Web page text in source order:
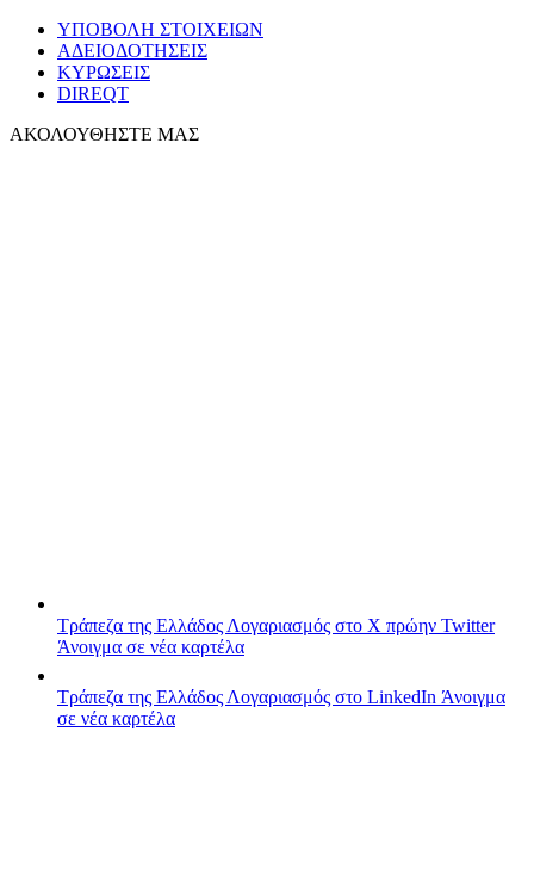
ΥΠΟΒΟΛΗ ΣΤΟΙΧΕΙΩΝ
ΑΔΕΙΟΔΟΤΗΣΕΙΣ
ΚΥΡΩΣΕΙΣ
DIREQT
ΑΚΟΛΟΥΘΗΣΤΕ ΜΑΣ
Τράπεζα της Ελλάδος Λογαριασμός στο X πρώην Twitter
Άνοιγμα σε νέα καρτέλα
Τράπεζα της Ελλάδος Λογαριασμός στο LinkedIn Άνοιγμα
σε νέα καρτέλα